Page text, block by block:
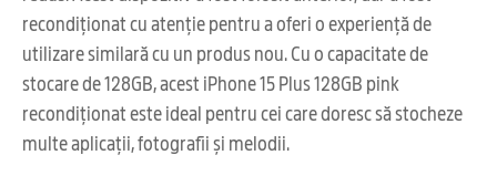
recondiționat cu atenție pentru a oferi o experiență de
utilizare similară cu un produs nou. Cu o capacitate de
stocare de 128GB, acest iPhone 15 Plus 128GB pink
recondiționat este ideal pentru cei care doresc să stocheze
multe aplicații, fotografii și melodii.